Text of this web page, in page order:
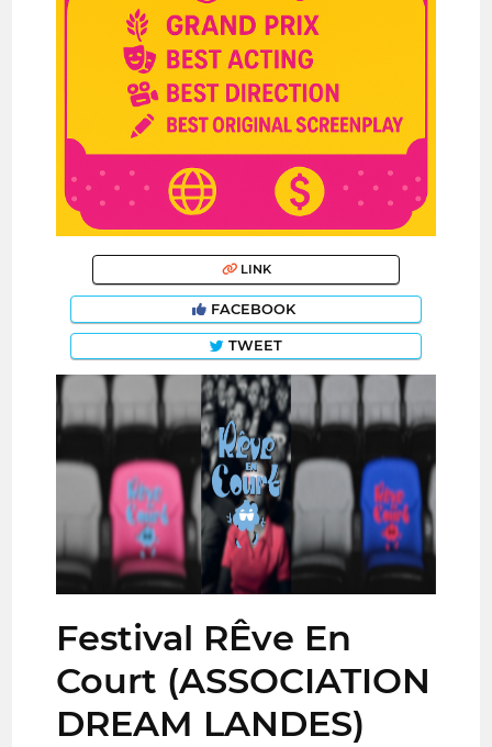
LINK
FACEBOOK
TWEET
Festival RÊve En
Court (ASSOCIATION
DREAM LANDES)